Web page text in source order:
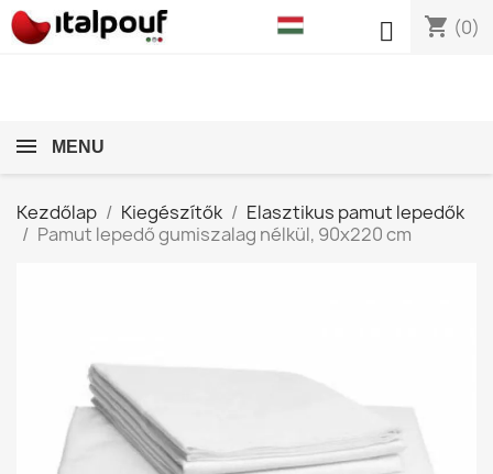
shopping_cart (0)

MENU
Kezdőlap Kiegészítők
Elasztikus pamut lepedők
Pamut lepedő gumiszalag nélkül, 90x220 cm